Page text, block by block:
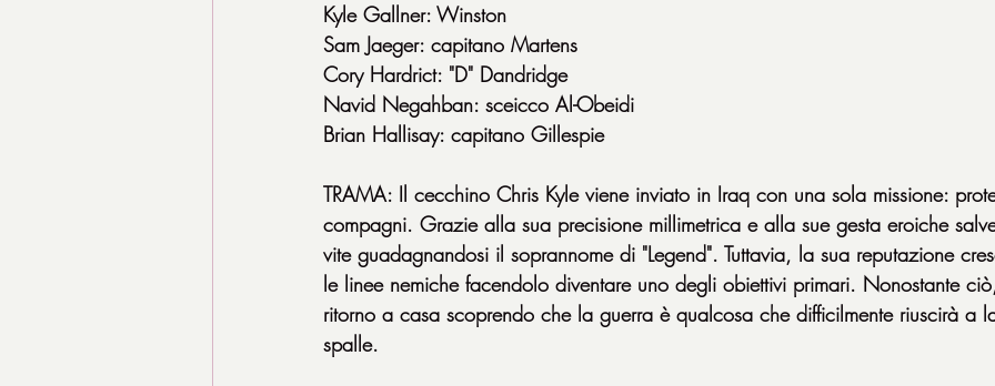
Kyle Gallner: Winston
Sam Jaeger: capitano Martens
Cory Hardrict: "D" Dandridge
Navid Negahban: sceicco Al-Obeidi
Brian Hallisay: capitano Gillespie
TRAMA: Il cecchino Chris Kyle viene inviato in Iraq con una sola missione:
compagni. Grazie alla sua precisione millimetrica e alla sue gesta eroiche
vite guadagnandosi il soprannome di "Legend". Tuttavia, la sua reputazione
le linee nemiche facendolo diventare uno degli obiettivi primari. Nonostante
ritorno a casa scoprendo che la guerra è qualcosa che difficilmente riuscirà a
spalle.